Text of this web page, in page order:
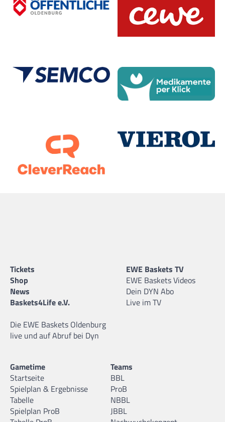
Tickets
Shop
News
Baskets4Life e.V.
Die EWE Baskets Oldenburg
live und auf Abruf bei Dyn
EWE Baskets TV
EWE Baskets Videos
Dein DYN Abo
Live im TV
Gametime
Startseite
Spielplan & Ergebnisse
Tabelle
Spielplan ProB
Teams
BBL
ProB
NBBL
JBBL